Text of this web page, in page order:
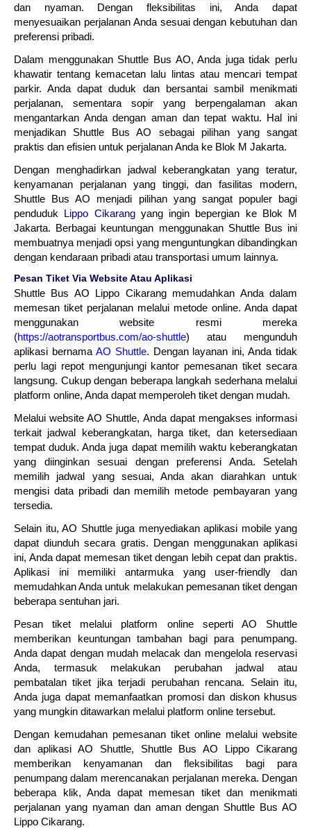
dan nyaman. Dengan fleksibilitas ini, Anda dapat
menyesuaikan perjalanan Anda sesuai dengan kebutuhan dan
preferensi pribadi.
Dalam menggunakan Shuttle Bus AO, Anda juga tidak perlu
khawatir tentang kemacetan lalu lintas atau mencari tempat
parkir. Anda dapat duduk dan bersantai sambil menikmati
perjalanan, sementara sopir yang berpengalaman akan
mengantarkan Anda dengan aman dan tepat waktu. Hal ini
menjadikan Shuttle Bus AO sebagai pilihan yang sangat
praktis dan efisien untuk perjalanan Anda ke Blok M Jakarta.
Dengan menghadirkan jadwal keberangkatan yang teratur,
kenyamanan perjalanan yang tinggi, dan fasilitas modern,
Shuttle Bus AO menjadi pilihan yang sangat populer bagi
penduduk Lippo Cikarangyang ingin bepergian ke Blok M
Jakarta. Berbagai keuntungan menggunakan Shuttle Bus ini
membuatnya menjadi opsi yang menguntungkan dibandingkan
dengan kendaraan pribadi atau transportasi umum lainnya.
Pesan Tiket Via Website Atau Aplikasi
Shuttle Bus AO Lippo Cikarang memudahkan Anda dalam
memesan tiket perjalanan melalui metode online. Anda dapat
menggunakan website resmi mereka
(https://aotransportbus.com/ao-shuttle) atau mengunduh
aplikasi bernama AO Shuttle. Dengan layanan ini, Anda tidak
perlu lagi repot mengunjungi kantor pemesanan tiket secara
langsung. Cukup dengan beberapa langkah sederhana melalui
platform online, Anda dapat memperoleh tiket dengan mudah.
Melalui website AO Shuttle, Anda dapat mengakses informasi
terkait jadwal keberangkatan, harga tiket, dan ketersediaan
tempat duduk. Anda juga dapat memilih waktu keberangkatan
yang diinginkan sesuai dengan preferensi Anda. Setelah
memilih jadwal yang sesuai, Anda akan diarahkan untuk
mengisi data pribadi dan memilih metode pembayaran yang
tersedia.
Selain itu, AO Shuttle juga menyediakan aplikasi mobile yang
dapat diunduh secara gratis. Dengan menggunakan aplikasi
ini, Anda dapat memesan tiket dengan lebih cepat dan praktis.
Aplikasi ini memiliki antarmuka yang user-friendly dan
memudahkan Anda untuk melakukan pemesanan tiket dengan
beberapa sentuhan jari.
Pesan tiket melalui platform online seperti AO Shuttle
memberikan keuntungan tambahan bagi para penumpang.
Anda dapat dengan mudah melacak dan mengelola reservasi
Anda, termasuk melakukan perubahan jadwal atau
pembatalan tiket jika terjadi perubahan rencana. Selain itu,
Anda juga dapat memanfaatkan promosi dan diskon khusus
yang mungkin ditawarkan melalui platform online tersebut.
Dengan kemudahan pemesanan tiket online melalui website
dan aplikasi AO Shuttle, Shuttle Bus AO Lippo Cikarang
memberikan kenyamanan dan fleksibilitas bagi para
penumpang dalam merencanakan perjalanan mereka. Dengan
beberapa klik, Anda dapat memesan tiket dan menikmati
perjalanan yang nyaman dan aman dengan Shuttle Bus AO
Lippo Cikarang.